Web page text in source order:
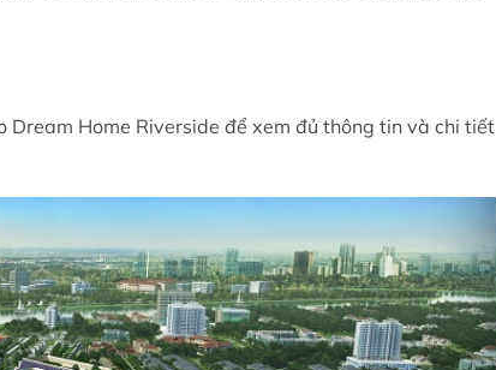
Home Riverside để xem đủ thông tin và chi tiết